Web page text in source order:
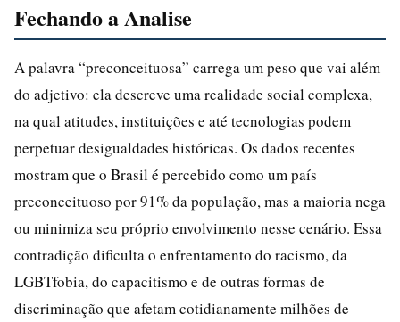
Fechando a Analise
A palavra “preconceituosa” carrega um peso que vai além
do adjetivo: ela descreve uma realidade social complexa,
na qual atitudes, instituições e até tecnologias podem
perpetuar desigualdades históricas. Os dados recentes
mostram que o Brasil é percebido como um país
preconceituoso por 91% da população, mas a maioria nega
ou minimiza seu próprio envolvimento nesse cenário. Essa
contradição dificulta o enfrentamento do racismo, da
LGBTfobia, do capacitismo e de outras formas de
discriminação que afetam cotidianamente milhões de